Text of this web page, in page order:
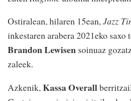
Ostiralean, hilaren 15ean,Jazz
inkestaren arabera 2021eko saxo
Brandon Lewisen soinuaz
zaleek.
Azkenik, Kassa Overall